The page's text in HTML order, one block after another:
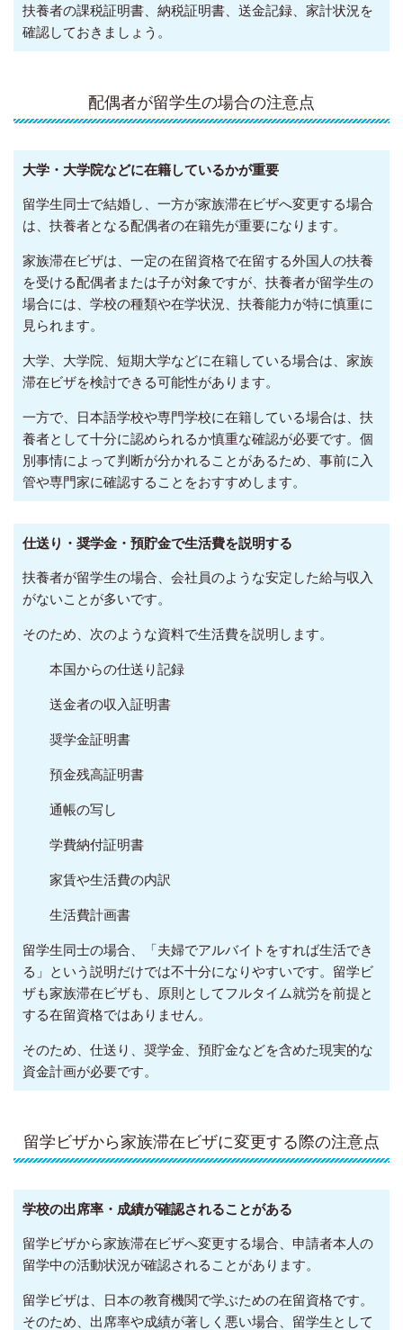
扶養者の課税証明書、納税証明書、送金記録、家計状況を
確認しておきましょう。
配偶者が留学生の場合の注意点
大学・大学院などに在籍しているかが重要
留学生同士で結婚し、一方が家族滞在ビザへ変更する場合
は、扶養者となる配偶者の在籍先が重要になります。
家族滞在ビザは、一定の在留資格で在留する外国人の扶養
を受ける配偶者または子が対象ですが、扶養者が留学生の
場合には、学校の種類や在学状況、扶養能力が特に慎重に
見られます。
大学、大学院、短期大学などに在籍している場合は、家族
滞在ビザを検討できる可能性があります。
一方で、日本語学校や専門学校に在籍している場合は、扶
養者として十分に認められるか慎重な確認が必要です。個
別事情によって判断が分かれることがあるため、事前に入
管や専門家に確認することをおすすめします。
仕送り・奨学金・預貯金で生活費を説明する
扶養者が留学生の場合、会社員のような安定した給与収入
がないことが多いです。
そのため、次のような資料で生活費を説明します。
本国からの仕送り記録
送金者の収入証明書
奨学金証明書
預金残高証明書
通帳の写し
学費納付証明書
家賃や生活費の内訳
生活費計画書
留学生同士の場合、「夫婦でアルバイトをすれば生活でき
る」という説明だけでは不十分になりやすいです。留学ビ
ザも家族滞在ビザも、原則としてフルタイム就労を前提と
する在留資格ではありません。
そのため、仕送り、奨学金、預貯金などを含めた現実的な
資金計画が必要です。
留学ビザから家族滞在ビザに変更する際の注意点
学校の出席率・成績が確認されることがある
留学ビザから家族滞在ビザへ変更する場合、申請者本人の
留学中の活動状況が確認されることがあります。
留学ビザは、日本の教育機関で学ぶための在留資格です。
そのため、出席率や成績が著しく悪い場合、留学生として